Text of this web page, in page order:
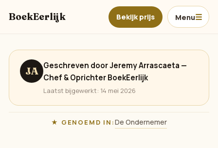
BoekEerlijk Bekijk prijs Menu
JA Geschreven door Jeremy Arrascaeta —
Chef & Oprichter BoekEerlijk
Laatst bijgewerkt: 14 mei 2026
GENOEMD IN:De Ondernemer